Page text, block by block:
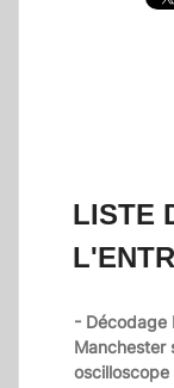
LISTE
- Décodage
Manchester
oscilloscope